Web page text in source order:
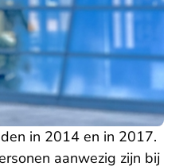
in 2014 en in 2017.
aanwezig zijn bij